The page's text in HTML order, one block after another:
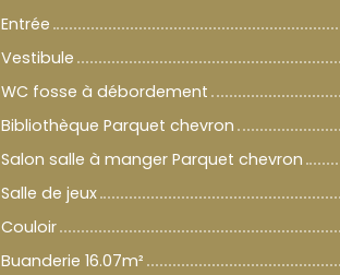
Entrée
Vestibule
WC fosse à débordement
Bibliothèque Parquet chevron
Salon salle à manger Parquet chevron
Salle de jeux
Couloir
Buanderie 16.07m²